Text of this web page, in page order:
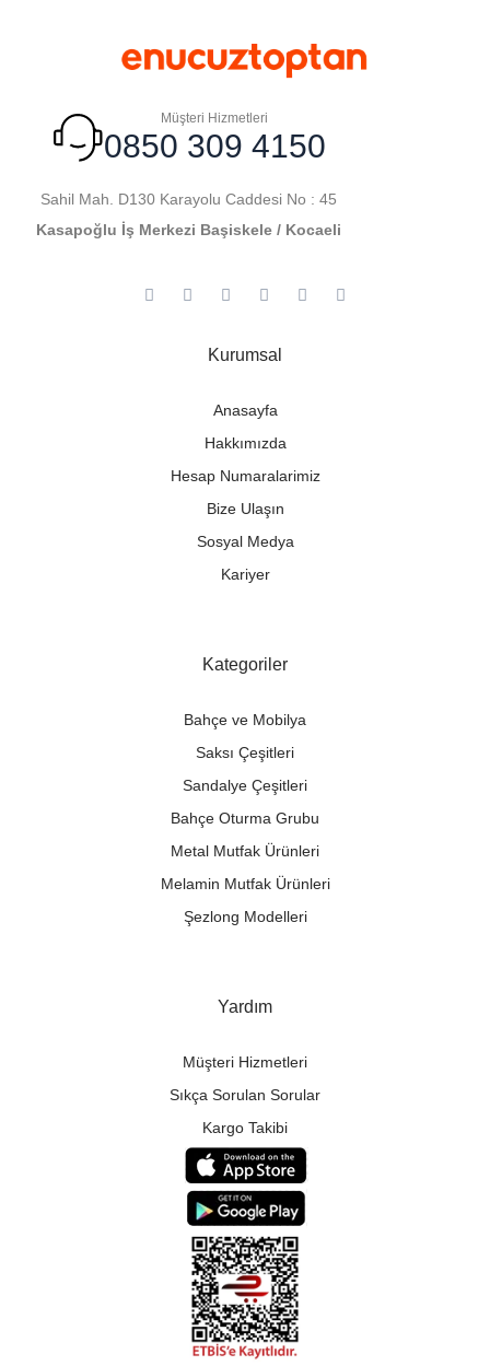
Müşteri Hizmetleri
0850 309 4150
Sahil Mah. D130 Karayolu Caddesi No : 45
Kasapoğlu İş Merkezi Başiskele / Kocaeli
Kurumsal
Anasayfa
Hakkımızda
Hesap Numaralarimiz
Bize Ulaşın
Sosyal Medya
Kariyer
Kategoriler
Bahçe ve Mobilya
Saksı Çeşitleri
Sandalye Çeşitleri
Bahçe Oturma Grubu
Metal Mutfak Ürünleri
Melamin Mutfak Ürünleri
Şezlong Modelleri
Yardım
Müşteri Hizmetleri
Sıkça Sorulan Sorular
Kargo Takibi